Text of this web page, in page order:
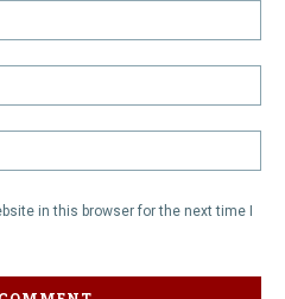
in this browser for the next time I